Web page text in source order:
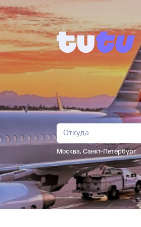
Москва, Санкт-Петербург